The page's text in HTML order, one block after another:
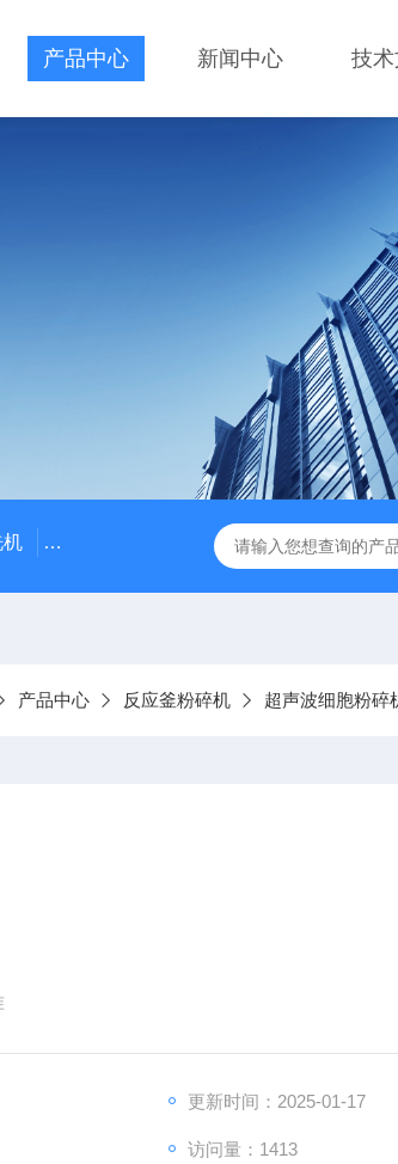
产品中心 新闻中心 技
机 数控超声波清洗机1001A 数控超声
产品中心 反应釜粉碎机 超声波细胞粉碎
更新时间：2025-01-17
访问量：1413